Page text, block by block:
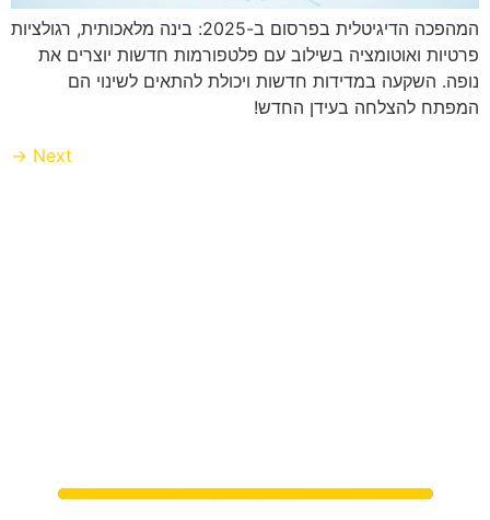
המהפכה הדיגיטלית בפרסום ב-2025: בינה מלאכותית, רגולציות
פרטיות ואוטומציה בשילוב עם פלטפורמות חדשות יוצרים את
נופה. השקעה במדידות חדשות ויכולת להתאים לשינוי הם
המפתח להצלחה בעידן החדש!
Next
→